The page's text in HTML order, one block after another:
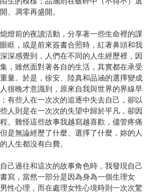
、凋零再盛開。
燈前的夜讀活動，分享著一些生命裡的課
眶，或是前來簽書合照時，紅著鼻頭和我
深感覺到，人們在不同的人生經歷裡，因
，雖然面對著各自的生活，其實都在承受
量。於是，徐安、陸真和品涵的選擇變成
很晚才意識到，原來自我與世界的界線早
有些人在一次次的追逐中失去自己，卻以
人則是在一次次的失望中歸於平凡，卻因
。難怪這些故事我越寫越喜歡，儘管疼痛
是無論經歷了什麼、選擇了什麼，妳的人
人生都沒有白費。
己過往和這次的故事角色時，我發現自己
寫，當然一部分是因為身為一個生理女
性心理，而在處理女性心境時則一次次驚